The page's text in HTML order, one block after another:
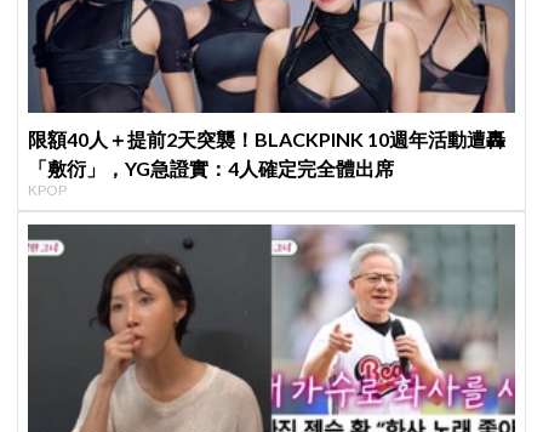
限額40人＋提前2天突襲！BLACKPINK 10週年活動遭轟
「敷衍」，YG急證實：4人確定完全體出席
KPOP